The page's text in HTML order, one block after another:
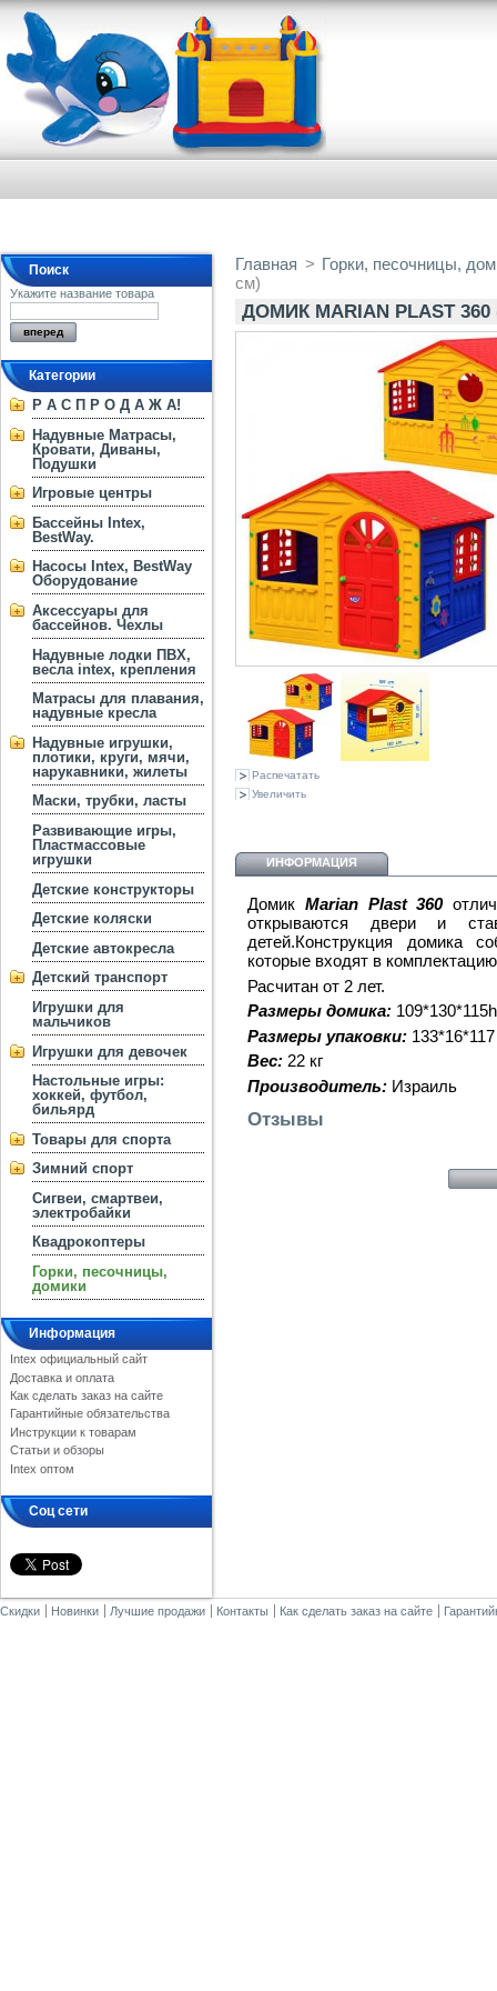
Поиск
Укажите название товара
Категории
Р А С П Р О Д А Ж А!
Надувные Матрасы,
Кровати, Диваны,
Подушки
Игровые центры
Бассейны Intex,
BestWay.
Насосы Intex, BestWay
Оборудование
Аксессуары для
бассейнов. Чехлы
Надувные лодки ПВХ,
весла intex, крепления
Матрасы для плавания,
надувные кресла
Надувные игрушки,
плотики, круги, мячи,
нарукавники, жилеты
Маски, трубки, ласты
Развивающие игры,
Пластмассовые
игрушки
Детские конструкторы
Детские коляски
Детские автокресла
Детский транспорт
Игрушки для
мальчиков
Игрушки для девочек
Настольные игры:
хоккей, футбол,
бильярд
Товары для спорта
Зимний спорт
Сигвеи, смартвеи,
электробайки
Квадрокоптеры
Горки, песочницы,
домики
Информация
Intex официальный сайт
Доставка и оплата
Как сделать заказ на сайте
Гарантийные обязательства
Инструкции к товарам
Статьи и обзоры
Intex оптом
Соц сети
Главная > Горки, песочницы,
см)
ДОМИК MARIAN PLAST 360
Распечатать
Увеличить
ИНФОРМАЦИЯ
Домик Marian Plast 360
открываются двери и
детей.Конструкция домика
которые входят в
Расчитан от 2 лет.
Размеры домика:
Размеры упаковки:
Вес: 22 кг
Производитель: Израиль
Отзывы
Скидки Новинки Лучшие продажи Контакты Как сделать заказ на сайте